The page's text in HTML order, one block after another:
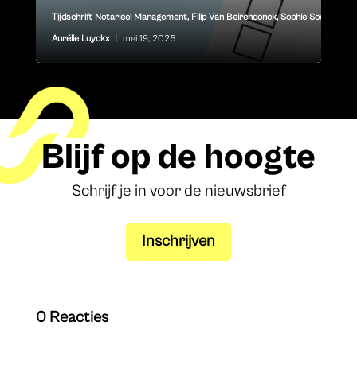
Tijdschrift Notarieel Management, Filip Van Beirendonck,Sophie Soors
Aurélie Luyckx mei 19, 2025
Blijf op de hoogte
Schrijf je in voor de nieuwsbrief
Inschrijven
0 Reacties